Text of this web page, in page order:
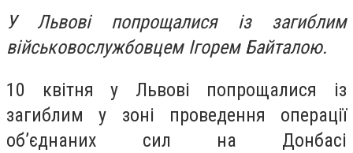
У Львові попрощалися із загиблим
військовослужбовцем Ігорем Байталою.
10 квітня у Львові попрощалися із
загиблим у зоні проведення операції
об’єднаних сил на Донбасі